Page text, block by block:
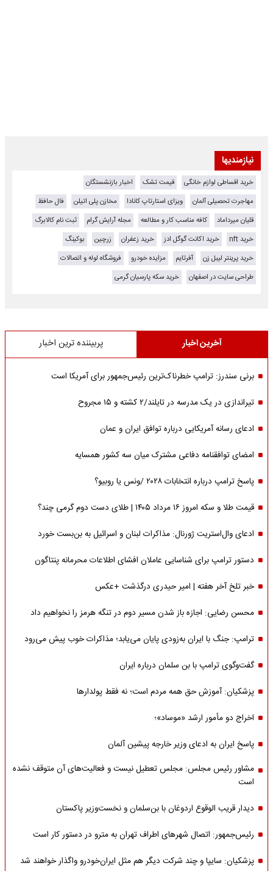
نیازمندیها
خرید اقساطی لوازم خانگی قیمت تشک
اخبار بازنشستگان
مهاجرت تحصیلی آلمان
ویزای استارتاپ کانادا مخازن پلی اتیلن
فال حافظ
قلیان میرداماد
کافه مناسب کار و مطالعه مجله آرایش گرام
ثبت نام کالابرگ
خرید nft
خرید اکانت گوگل ادز خرید زعفران زرچین
بوکینگ
خرید پرینتر لیبل زن
آفرتایم مزایده خودرو
فروشگاه لوله و اتصالات
طراحی سایت در اصفهان
خرید سکه پارسیان گرمی
آخرین اخبار پربیننده ترین اخبار
برنی سندرز: ترامپ خطرناک‌ترین رئیس‌جمهور برای آمریکا است
تیراندازی در یک مدرسه در تایلند/۲ کشته و ۱۵ مجروح
ادعای رسانه آمریکایی درباره توافق ایران و عمان
امضای توافقنامه دفاعی مشترک میان سه کشور همسایه
پاسخ ترامپ درباره انتخابات ۲۰۲۸ /ونس یا روبیو؟
قیمت طلا و سکه امروز ۱۶ مرداد ۱۴۰۵ | طلای دست دوم گرمی چند؟
ادعای وال‌استریت ژورنال: مذاکرات لبنان و اسرائیل به بن‌بست خورد
دستور ترامپ برای شناسایی عاملان افشای اطلاعات محرمانه پنتاگون
خبر تلخ آخر هفته | امیر حیدری درگذشت +عکس
محسن رضایی: اجازه باز شدن مسیر دوم در تنگه هرمز را نخواهیم داد
ترامپ: جنگ با ایران به‌زودی پایان می‌یابد؛ مذاکرات خوب پیش می‌رود
گفت‌وگوی ترامپ با بن سلمان درباره ایران
پزشکیان: آموزش حق همه مردم است؛ نه فقط پولدارها
اخراج دو مأمور ارشد «موساد»؛
پاسخ ایران به ادعای وزیر خارجه پیشین آلمان
مشاور رئیس مجلس: مجلس تعطیل نیست و فعالیت‌های آن متوقف نشده
است
دیدار قریب الوقوع اردوغان با بن‌سلمان و نخست‌وزیر پاکستان
رئیس‌جمهور: اتصال شهرهای اطراف تهران به مترو در دستور کار است
پزشکیان: سایپا و چند شرکت دیگر هم مثل ایران‌خودرو واگذار خواهند شد